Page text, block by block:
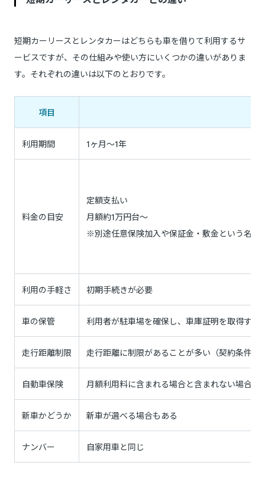
短期カーリースとレンタカーはどちらも車を借りて利用するサ
ービスですが、その仕組みや使い方にいくつかの違いがありま
す。それぞれの違いは以下のとおりです。
項目
利用期間 1ヶ月～1年
料金の目安
定額支払い
月額約1万円台～
※別途任意保険加入や保証金・敷金という名目
利用の手軽さ 初期手続きが必要
車の保管 利用者が駐車場を確保し、車庫証明を取得する
走行距離制限 走行距離に制限があることが多い（契約条件に
自動車保険 月額利用料に含まれる場合と含まれない場合が
新車かどうか 新車が選べる場合もある
ナンバー 自家用車と同じ